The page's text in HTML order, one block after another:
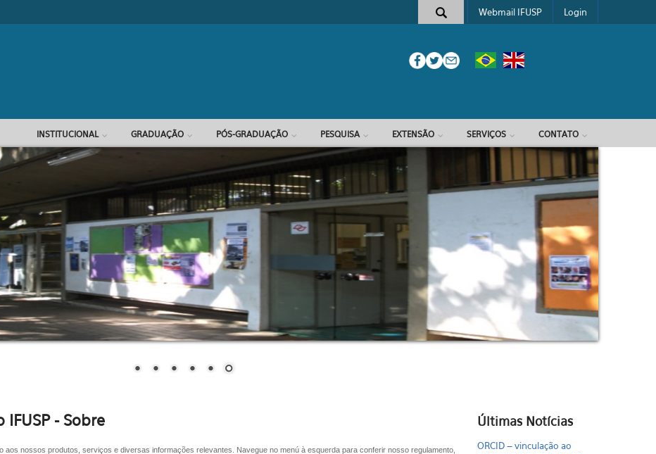
Formulário de busca
Webmail IFUSP Login
INSTITUCIONAL GRADUAÇÃO PÓS-GRADUAÇÃO PESQUISA EXTENSÃO SERVIÇOS CONTATO
IFUSP - Sobre
aos nossos produtos, serviços e diversas informações relevantes. Navegue no menú à esquerda para conferir nosso regulamento,
Últimas Notícias
ORCID – vinculação ao